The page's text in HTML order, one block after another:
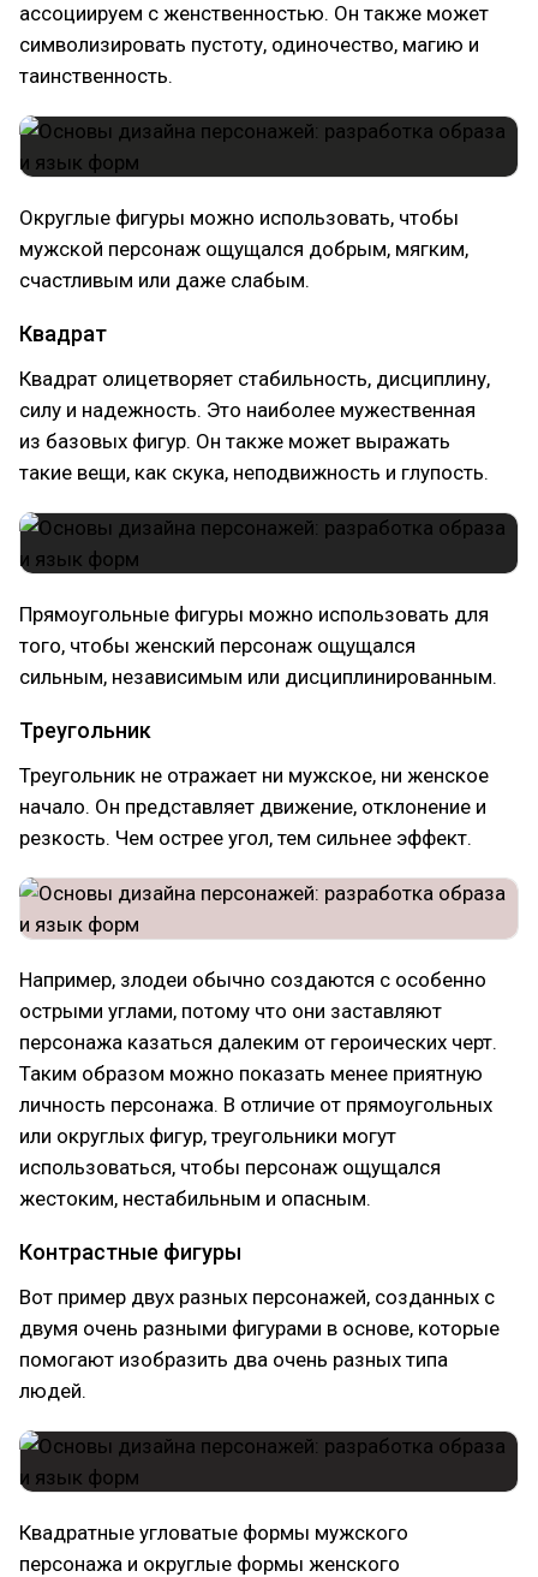
ассоциируем с женственностью. Он также может
символизировать пустоту, одиночество, магию и
таинственность.
Округлые фигуры можно использовать, чтобы
мужской персонаж ощущался добрым, мягким,
счастливым или даже слабым.
Квадрат
Квадрат олицетворяет стабильность, дисциплину,
силу и надежность. Это наиболее мужественная
из базовых фигур. Он также может выражать
такие вещи, как скука, неподвижность и глупость.
Прямоугольные фигуры можно использовать для
того, чтобы женский персонаж ощущался
сильным, независимым или дисциплинированным.
Треугольник
Треугольник не отражает ни мужское, ни женское
начало. Он представляет движение, отклонение и
резкость. Чем острее угол, тем сильнее эффект.
Например, злодеи обычно создаются с особенно
острыми углами, потому что они заставляют
персонажа казаться далеким от героических черт.
Таким образом можно показать менее приятную
личность персонажа. В отличие от прямоугольных
или округлых фигур, треугольники могут
использоваться, чтобы персонаж ощущался
жестоким, нестабильным и опасным.
Контрастные фигуры
Вот пример двух разных персонажей, созданных с
двумя очень разными фигурами в основе, которые
помогают изобразить два очень разных типа
людей.
Квадратные угловатые формы мужского
персонажа и округлые формы женского